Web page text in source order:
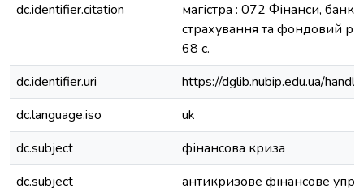
dc.identifier.citation
магістра : 072 Фінанси,
страхування та фондовий
68 с.
dc.identifier.uri
https://dglib.nubip.edu.ua/
dc.language.iso
uk
dc.subject
фінансова криза
dc.subject
антикризове фінансове